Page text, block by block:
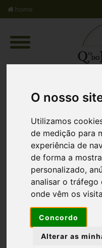
O nosso
Utilizamos
de medição para
experiência de
de forma a
personalizado,
analisar o tráfego
onde vêm os
Concordo
Alterar as
home
Gastronomia
Servimos pratos típicos
matérias primas,
beleza da paisagem